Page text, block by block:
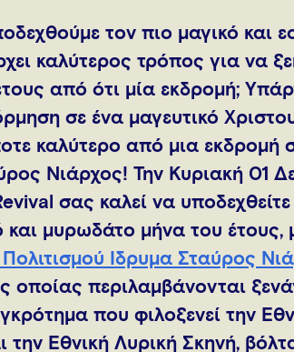
τον πιο μαγικό και
καλύτερος τρόπος για να
από ότι μία εκδρομή;
σε ένα μαγευτικό
καλύτερο από μια εκδρομή
Νιάρχος! Την Κυριακή 01
σας καλεί να
και μυρωδάτο μήνα του έτους,
Πολιτισμού Ίδρυμα Σταύρος
οποίας περιλαμβάνονται
που φιλοξενεί την
την Εθνική Λυρική Σκηνή,